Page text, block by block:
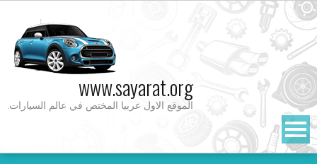
Skip
to
content
www.sayarat.org
الموقع الاول عربيا المختص في عالم السيارات.